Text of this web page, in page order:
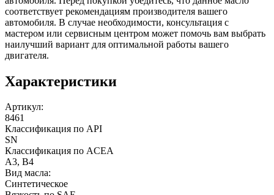
соответствует рекомендациям производителя вашего
автомобиля. В случае необходимости, консультация с
мастером или сервисным центром может помочь вам выбрать
наилучший вариант для оптимальной работы вашего
двигателя.
Характеристики
Артикул:
8461
Классификация по API
SN
Классификация по ACEA
A3, B4
Вид масла:
Синтетическое